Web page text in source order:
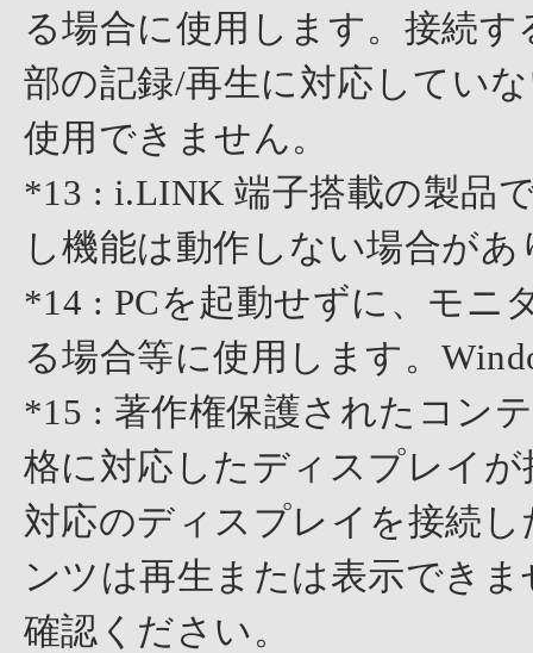
る場合に使用します。接続
部の記録/再生に対応してい
使用できません。
*13 : i.LINK 端子搭載の製品
し機能は動作しない場合があ
*14 : PCを起動せずに、モニ
る場合等に使用します。
*15 : 著作権保護されたコン
格に対応したディスプレイ
対応のディスプレイを接続
ンツは再生または表示でき
確認ください。